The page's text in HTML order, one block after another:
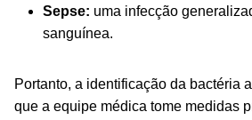
Sepse: uma infecção
sanguínea.
Portanto, a identificação da bactéria
que a equipe médica tome medidas